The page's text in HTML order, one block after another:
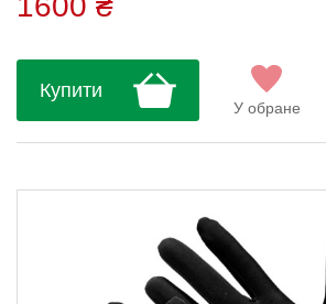
підкладкою в місцях тиску.
зап’ястя, не сковуючи рухів.
поліамід, 18% еластан...
Купити
У обране